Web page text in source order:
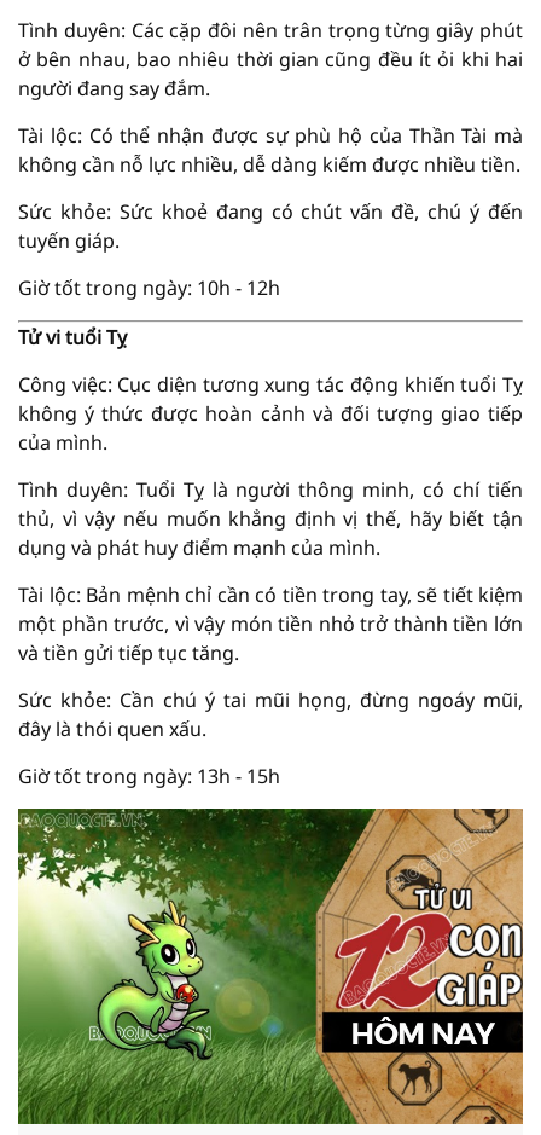
Tình duyên: Các cặp đôi nên trân trọng từng giây phút
ở bên nhau, bao nhiêu thời gian cũng đều ít ỏi khi hai
người đang say đắm.
Tài lộc: Có thể nhận được sự phù hộ của Thần Tài mà
không cần nỗ lực nhiều, dễ dàng kiếm được nhiều tiền.
Sức khỏe: Sức khoẻ đang có chút vấn đề, chú ý đến
tuyến giáp.
Giờ tốt trong ngày: 10h - 12h
Tử vi tuổi Tỵ
Công việc: Cục diện tương xung tác động khiến tuổi Tỵ
không ý thức được hoàn cảnh và đối tượng giao tiếp
của mình.
Tình duyên: Tuổi Tỵ là người thông minh, có chí tiến
thủ, vì vậy nếu muốn khẳng định vị thế, hãy biết tận
dụng và phát huy điểm mạnh của mình.
Tài lộc: Bản mệnh chỉ cần có tiền trong tay, sẽ tiết kiệm
một phần trước, vì vậy món tiền nhỏ trở thành tiền lớn
và tiền gửi tiếp tục tăng.
Sức khỏe: Cần chú ý tai mũi họng, đừng ngoáy mũi,
đây là thói quen xấu.
Giờ tốt trong ngày: 13h - 15h